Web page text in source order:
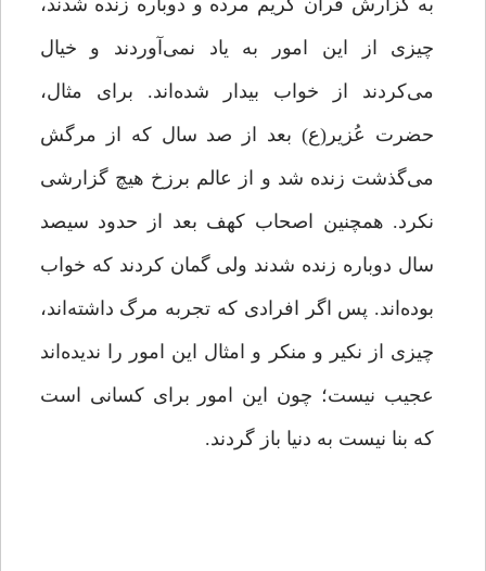
به گزارش قرآن کریم مرده و دوباره زنده شدند،
چیزی از این امور به یاد نمی‌آوردند و خیال
می‌کردند از خواب بیدار شده‌اند. برای مثال،
حضرت عُزیر(ع) بعد از صد سال که از مرگش
می‌گذشت زنده شد و از عالم برزخ هیچ گزارشی
نکرد. همچنین اصحاب کهف بعد از حدود سیصد
سال دوباره زنده شدند ولی گمان کردند که خواب
بوده‌اند. پس اگر افرادی که تجربه‌ مرگ داشته‌اند،
چیزی از نکیر و منکر و امثال این امور را ندیده‌اند
عجیب نیست؛ چون این امور برای کسانی است
که بنا نیست به دنیا باز گردند.